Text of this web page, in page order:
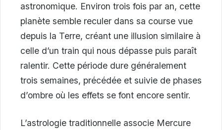
astronomique. Environ trois fois par an, cette
planète semble reculer dans sa course vue
depuis la Terre, créant une illusion similaire à
celle d’un train qui nous dépasse puis paraît
ralentir. Cette période dure généralement
trois semaines, précédée et suivie de phases
d’ombre où les effets se font encore sentir.
L’astrologie traditionnelle associe Mercure